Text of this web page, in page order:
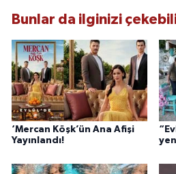
Bunlar da ilginizi
‘Mercan Köşk’ün Ana Afişi
Yayınlandı!